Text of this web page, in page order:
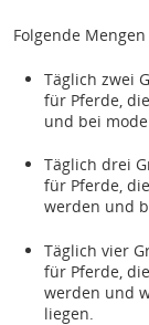
Folgende
Täglich zwei
für Pferde,
und bei
Täglich drei
für Pferde,
werden und
Täglich vier
für Pferde,
werden und
liegen.